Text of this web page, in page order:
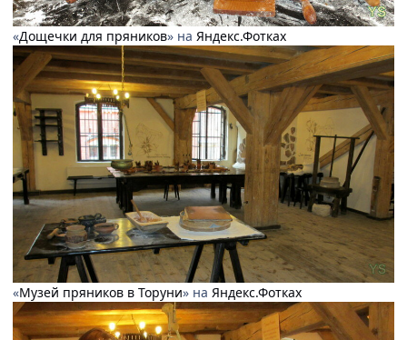
«Дощечки для пряников» на Яндекс.Фотках
«Музей пряников в Торуни» на Яндекс.Фотках